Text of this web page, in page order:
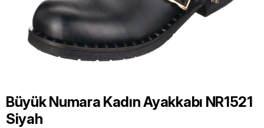
Büyük Numara Kadın Ayakkabı NR1521
Siyah